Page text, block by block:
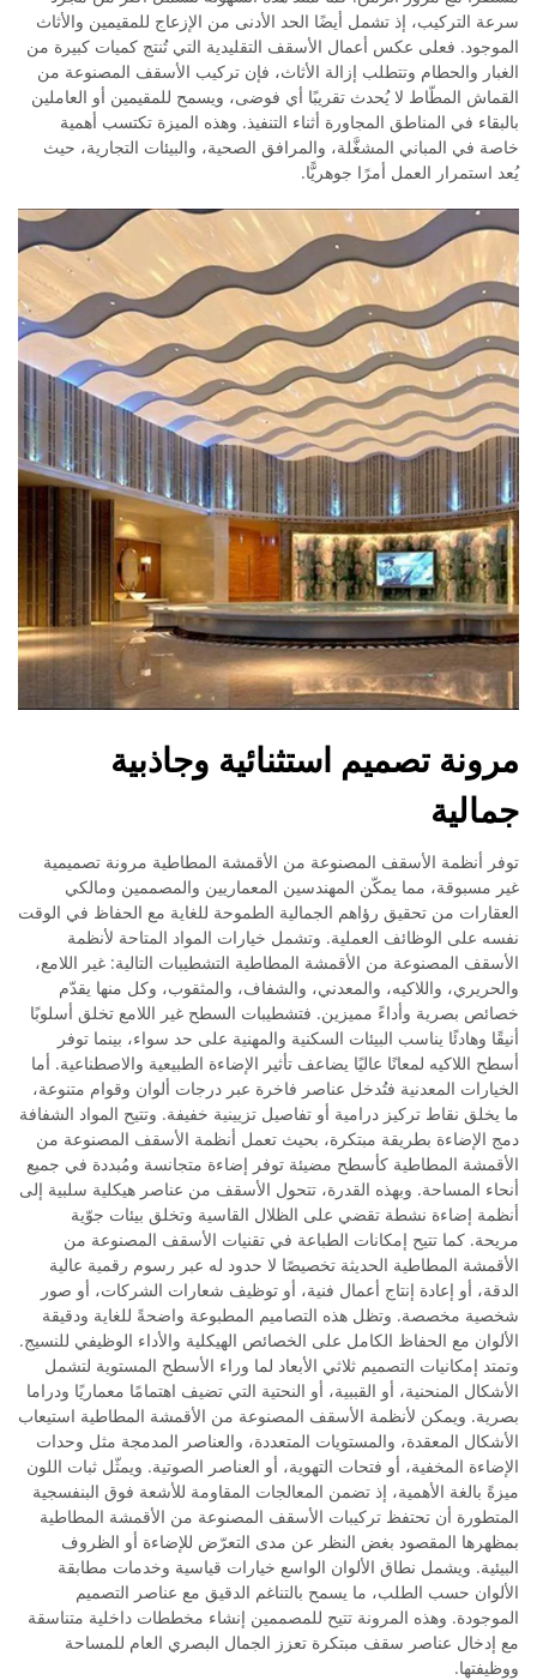
سرعة التركيب، إذ تشمل أيضًا الحد الأدنى من الإزعاج للمقيمين والأثاث
الموجود. فعلى عكس أعمال الأسقف التقليدية التي تُنتج كميات كبيرة من
الغبار والحطام وتتطلب إزالة الأثاث، فإن تركيب الأسقف المصنوعة من
القماش المطّاط لا يُحدث تقريبًا أي فوضى، ويسمح للمقيمين أو العاملين
بالبقاء في المناطق المجاورة أثناء التنفيذ. وهذه الميزة تكتسب أهمية
خاصة في المباني المشغَّلة، والمرافق الصحية، والبيئات التجارية، حيث
يُعد استمرار العمل أمرًا جوهريًّا.
مرونة تصميم استثنائية وجاذبية
جمالية
توفر أنظمة الأسقف المصنوعة من الأقمشة المطاطية مرونة تصميمية
غير مسبوقة، مما يمكّن المهندسين المعماريين والمصممين ومالكي
العقارات من تحقيق رؤاهم الجمالية الطموحة للغاية مع الحفاظ في الوقت
نفسه على الوظائف العملية. وتشمل خيارات المواد المتاحة لأنظمة
الأسقف المصنوعة من الأقمشة المطاطية التشطيبات التالية: غير اللامع،
والحريري، واللاكيه، والمعدني، والشفاف، والمثقوب، وكل منها يقدّم
خصائص بصرية وأداءً مميزين. فتشطيبات السطح غير اللامع تخلق أسلوبًا
أنيقًا وهادئًا يناسب البيئات السكنية والمهنية على حد سواء، بينما توفر
أسطح اللاكيه لمعانًا عاليًا يضاعف تأثير الإضاءة الطبيعية والاصطناعية. أما
الخيارات المعدنية فتُدخل عناصر فاخرة عبر درجات ألوان وقوام متنوعة،
ما يخلق نقاط تركيز درامية أو تفاصيل تزيينية خفيفة. وتتيح المواد الشفافة
دمج الإضاءة بطريقة مبتكرة، بحيث تعمل أنظمة الأسقف المصنوعة من
الأقمشة المطاطية كأسطح مضيئة توفر إضاءة متجانسة ومُبددة في جميع
أنحاء المساحة. وبهذه القدرة، تتحول الأسقف من عناصر هيكلية سلبية إلى
أنظمة إضاءة نشطة تقضي على الظلال القاسية وتخلق بيئات جوّية
مريحة. كما تتيح إمكانات الطباعة في تقنيات الأسقف المصنوعة من
الأقمشة المطاطية الحديثة تخصيصًا لا حدود له عبر رسوم رقمية عالية
الدقة، أو إعادة إنتاج أعمال فنية، أو توظيف شعارات الشركات، أو صور
شخصية مخصصة. وتظل هذه التصاميم المطبوعة واضحةً للغاية ودقيقة
الألوان مع الحفاظ الكامل على الخصائص الهيكلية والأداء الوظيفي للنسيج.
وتمتد إمكانيات التصميم ثلاثي الأبعاد لما وراء الأسطح المستوية لتشمل
الأشكال المنحنية، أو القببية، أو النحتية التي تضيف اهتمامًا معماريًا ودراما
بصرية. ويمكن لأنظمة الأسقف المصنوعة من الأقمشة المطاطية استيعاب
الأشكال المعقدة، والمستويات المتعددة، والعناصر المدمجة مثل وحدات
الإضاءة المخفية، أو فتحات التهوية، أو العناصر الصوتية. ويمثّل ثبات اللون
ميزةً بالغة الأهمية، إذ تضمن المعالجات المقاومة للأشعة فوق البنفسجية
المتطورة أن تحتفظ تركيبات الأسقف المصنوعة من الأقمشة المطاطية
بمظهرها المقصود بغض النظر عن مدى التعرّض للإضاءة أو الظروف
البيئية. ويشمل نطاق الألوان الواسع خيارات قياسية وخدمات مطابقة
الألوان حسب الطلب، ما يسمح بالتناغم الدقيق مع عناصر التصميم
الموجودة. وهذه المرونة تتيح للمصممين إنشاء مخططات داخلية متناسقة
مع إدخال عناصر سقف مبتكرة تعزز الجمال البصري العام للمساحة
ووظيفتها.